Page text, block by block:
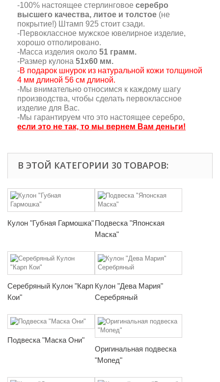
-100% настоящее стерлинговое серебро
высшего качества, литое и толстое (не
покрытие!) Штамп 925 стоит сзади.
-Первоклассное мужское ювелирное изделие,
хорошо отполировано.
-Масса изделия около 51 грамм.
-Размер кулона 51х60 мм.
-В подарок шнурок из натуральной кожи толщиной
4 мм длиной 56 см длиной.
-Мы внимательно относимся к каждому шагу
производства, чтобы сделать первоклассное
изделие для Вас.
-Мы гарантируем что это настоящее серебро,
если это не так, то мы вернем Вам деньги!
В ЭТОЙ КАТЕГОРИИ 30 ТОВАРОВ:
Кулон "Губная Гармошка"Подвеска "Японская
Маска"
Серебряный Кулон "Карп
Кои"
Кулон "Дева Мария"
Серебряный
Подвеска "Маска Они"
Оригинальная подвеска
"Мопед"